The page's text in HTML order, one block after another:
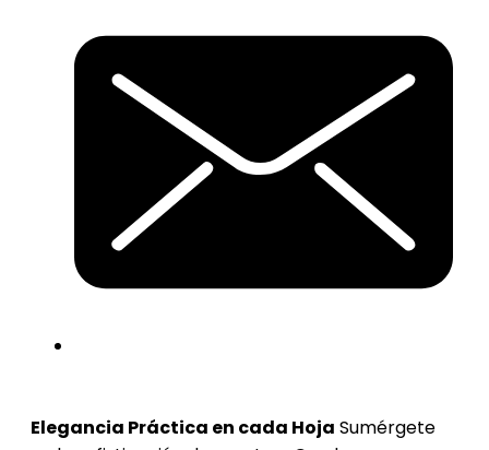
Elegancia Práctica en cada Hoja Sumérgete